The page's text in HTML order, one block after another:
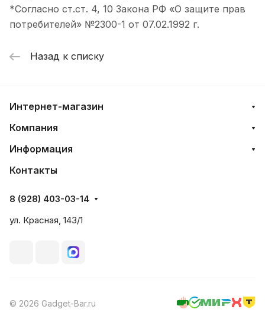
*Согласно ст.ст. 4, 10 Закона РФ «О защите прав
потребителей» №2300-1 от 07.02.1992 г.
Назад к списку
Интернет-магазин
Компания
Информация
Контакты
8 (928) 403-03-14
ул. Красная, 143/1
© 2026 Gadget-Bar.ru